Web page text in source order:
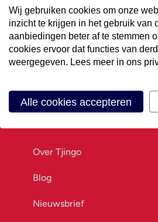
Offerte
Vraag offerte aan
Ons bedrijf
Over Tjingo
Blog
Nieuwsbrief
Wij gebruiken cookies om onze
inzicht te krijgen in het gebruik van
aanbiedingen beter af te stemmen
cookies ervoor dat functies van
weergegeven. Lees meer in ons
Alle cookies accepteren